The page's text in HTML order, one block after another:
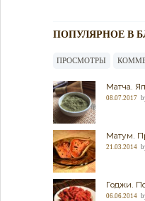
ПОПУЛЯРНОЕ В
ПРОСМОТРЫ
Матча.
08.07.2017
Матум.
21.03.2014
Годжи.
06.06.2014